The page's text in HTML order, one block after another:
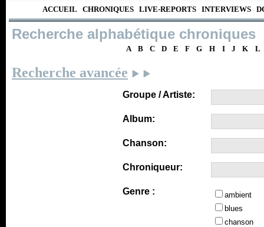
ACCUEIL CHRONIQUES LIVE-REPORTS INTERVIEWS
Recherche alphabétique chroniques
A B C D E F G H I J K L
Recherche avancée
Groupe / Artiste:
Album:
Chanson:
Chroniqueur:
Genre :
ambient
blues
chanson